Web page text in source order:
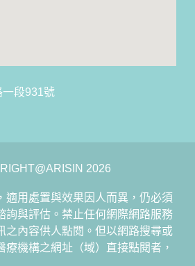
一段931號
2026
適用處置與效果因人而異，仍必須
詢與評估。禁止任何網際網路服務
之內容供人點閱。但以網路搜尋或
療機構之網址（域）直接點閱者，